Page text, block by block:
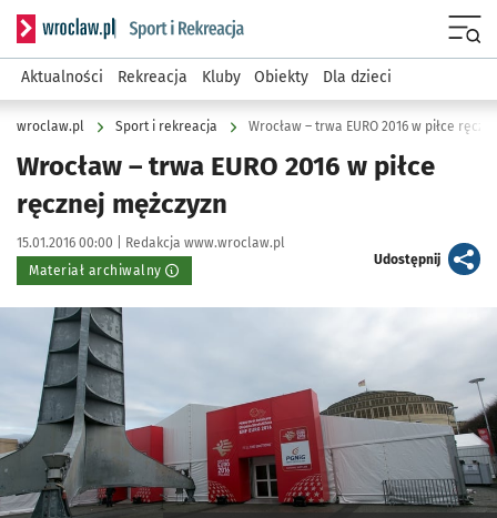
Serwis informacyjny wroclaw.pl podserwis: Sport i rekreacja
Aktualności Rekreacja Kluby Obiekty Dla dzieci
wroclaw.pl Sport i rekreacja Wrocław – trwa EURO 2016 w piłce
Wrocław – trwa EURO 2016 w piłce
ręcznej mężczyzn
Data publikacji:
15.01.2016 00:00 | Autor:
Redakcja www.wroclaw.pl
Materiał archiwalny
Udostępnijartykuł
Kliknij, aby powiększyć